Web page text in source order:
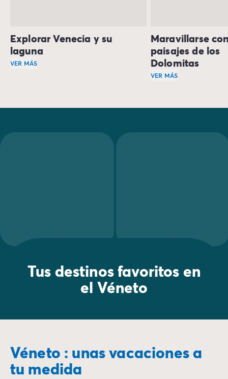
Explorar Venecia y su
laguna
VER MÁS
La laguna es el marco ideal para proteger la joya del
Maravillarse
paisajes de los
Dolomitas
VER MÁS
Tus destinos favoritos en
el Véneto
Véneto : unas vacaciones a
tu medida